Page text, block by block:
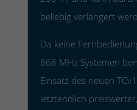
beliebig verlängert
Da keine
868 MHz Systemen
Einsatz des neuen
letztendlich